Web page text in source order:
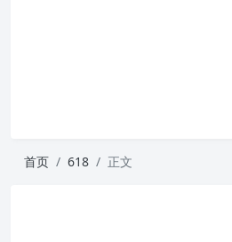
首页 618 正文